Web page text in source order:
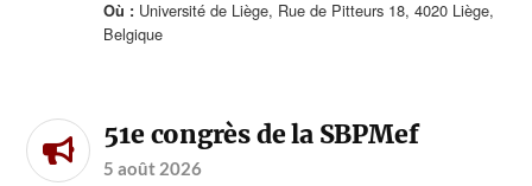
Où : Université de Liège, Rue de Pitteurs 18, 4020 Liège,
Belgique
51e congrès de la SBPMef
5 août 2026